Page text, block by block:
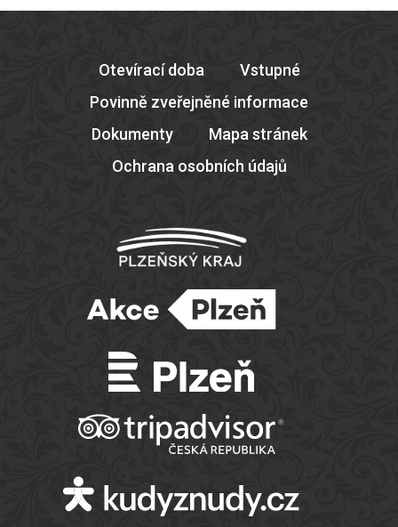
Otevírací doba
Vstupné
Povinně zveřejněné informace
Dokumenty
Mapa stránek
Ochrana osobních údajů